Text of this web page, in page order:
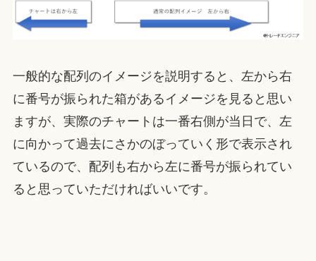
一般的な配列のイメージを説明すると、左から右
に番号が振られた箱があるイメージを見ると思い
ますが、実際のチャートは一番右側が当日で、左
に向かって過去にさかのぼっていく形で表示され
ているので、配列も右から左に番号が振られてい
ると思っていただければいいです。